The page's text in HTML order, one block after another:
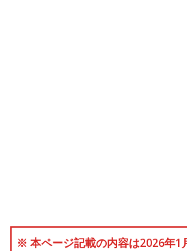
※ 本ページ記載の内容は2026年1